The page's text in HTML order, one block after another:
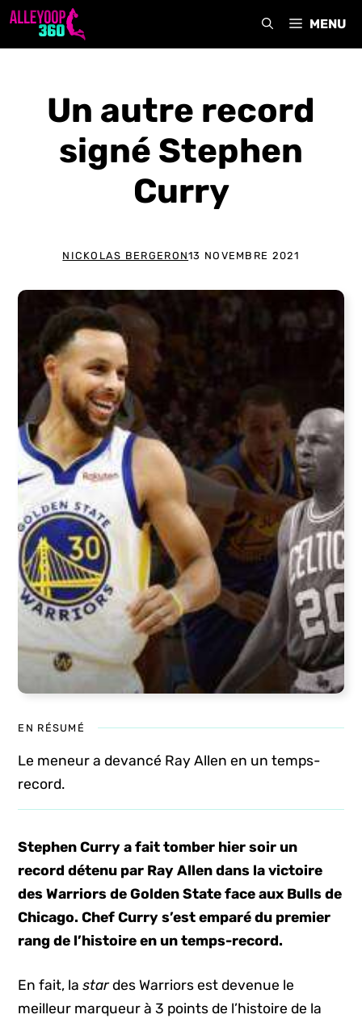
Aller
MENU
Un autre record
signé Stephen
Curry
NICKOLAS BERGERON13 NOVEMBRE 2021
EN RÉSUMÉ
Le meneur a devancé Ray Allen en un temps-
record.
Stephen Curry a fait tomber hier soir un
record détenu par Ray Allen dans la victoire
des Warriors de Golden State face aux Bulls de
Chicago. Chef Curry s’est emparé du premier
rang de l’histoire en un temps-record.
En fait, lastardes Warriors est devenue le
meilleur marqueur à 3 points de l’histoire de la